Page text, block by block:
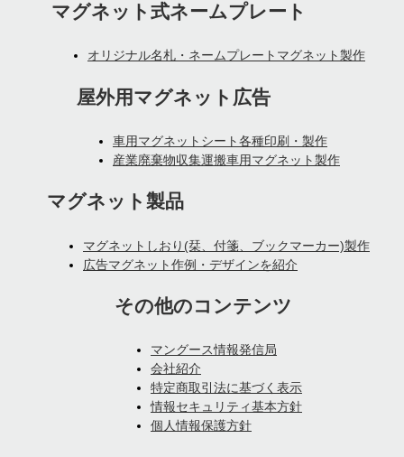
マグネット式ネームプレート
オリジナル名札・ネームプレートマグネット製作
屋外用マグネット広告
車用マグネットシート各種印刷・製作
産業廃棄物収集運搬車用マグネット製作
マグネット製品
マグネットしおり(栞、付箋、ブックマーカー)製作
広告マグネット作例・デザインを紹介
その他のコンテンツ
マングース情報発信局
会社紹介
特定商取引法に基づく表示
情報セキュリティ基本方針
個人情報保護方針